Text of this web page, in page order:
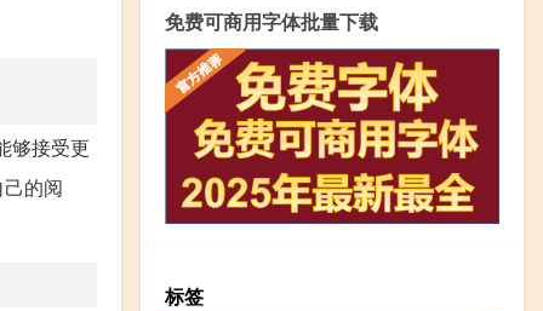
够接受更
的阅
免费可商用字体批量下载
标签